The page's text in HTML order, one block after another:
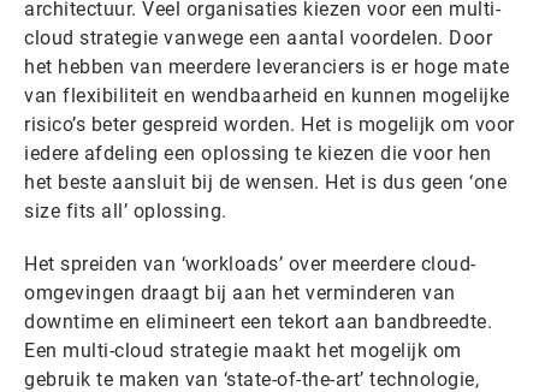
architectuur. Veel organisaties kiezen voor een multi-
cloud strategie vanwege een aantal voordelen. Door
het hebben van meerdere leveranciers is er hoge mate
van flexibiliteit en wendbaarheid en kunnen mogelijke
risico’s beter gespreid worden. Het is mogelijk om voor
iedere afdeling een oplossing te kiezen die voor hen
het beste aansluit bij de wensen. Het is dus geen ‘one
size fits all’ oplossing.
Het spreiden van ‘workloads’ over meerdere cloud-
omgevingen draagt bij aan het verminderen van
downtime en elimineert een tekort aan bandbreedte.
Een multi-cloud strategie maakt het mogelijk om
gebruik te maken van ‘state-of-the-art’ technologie,